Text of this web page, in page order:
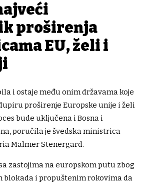
proširenja
EU, želi i
i ostaje među onim državama koje
proširenje Europske unije i želi
bude uključena i Bosna i
poručila je švedska ministrica
Malmer Stenergard.
zastojima na europskom putu zbog
i propuštenim rokovima da